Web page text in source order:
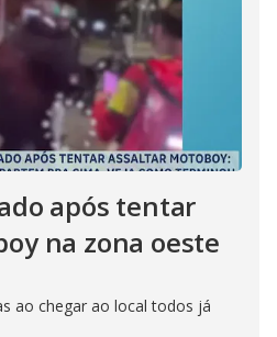
após tentar
na zona oeste
ao chegar ao local todos já